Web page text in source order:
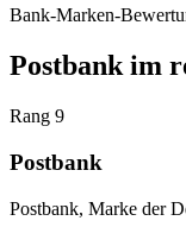
Bank-Marken-
Postbank im
Rang 9
Postbank
Postbank, Marke der